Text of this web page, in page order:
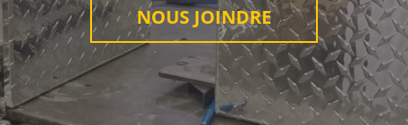
NOUS JOINDRE